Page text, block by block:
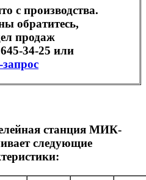
с производства.
обратитесь,
продаж
34-25 или
станция МИК-
следующие